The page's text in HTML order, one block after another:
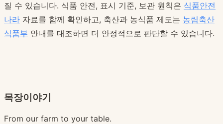
질 수 있습니다. 식품 안전, 표시 기준, 보관 원칙은 식품안전
나라 자료를 함께 확인하고, 축산과 농식품 제도는 농림축산
식품부 안내를 대조하면 더 안정적으로 판단할 수 있습니다.
목장이야기
From our farm to your table.